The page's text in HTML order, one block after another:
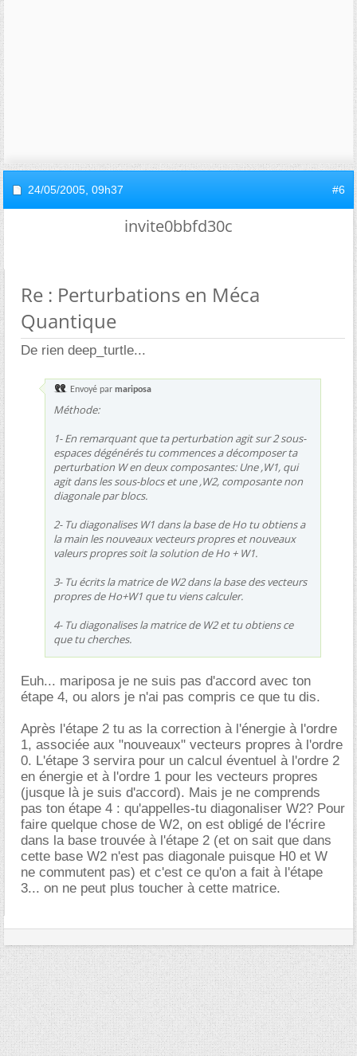
24/05/2005, 09h37 #6
invite0bbfd30c
Re : Perturbations en Méca
Quantique
De rien deep_turtle...
Envoyé par mariposa
Méthode:
1- En remarquant que ta perturbation agit sur 2 sous-
espaces dégénérés tu commences a décomposer ta
perturbation W en deux composantes: Une ,W1, qui
agit dans les sous-blocs et une ,W2, composante non
diagonale par blocs.
2- Tu diagonalises W1 dans la base de Ho tu obtiens a
la main les nouveaux vecteurs propres et nouveaux
valeurs propres soit la solution de Ho + W1.
3- Tu écrits la matrice de W2 dans la base des vecteurs
propres de Ho+W1 que tu viens calculer.
4- Tu diagonalises la matrice de W2 et tu obtiens ce
que tu cherches.
Euh... mariposa je ne suis pas d'accord avec ton
étape 4, ou alors je n'ai pas compris ce que tu dis.
Après l'étape 2 tu as la correction à l'énergie à l'ordre
1, associée aux "nouveaux" vecteurs propres à l'ordre
0. L'étape 3 servira pour un calcul éventuel à l'ordre 2
en énergie et à l'ordre 1 pour les vecteurs propres
(jusque là je suis d'accord). Mais je ne comprends
pas ton étape 4 : qu'appelles-tu diagonaliser W2? Pour
faire quelque chose de W2, on est obligé de l'écrire
dans la base trouvée à l'étape 2 (et on sait que dans
cette base W2 n'est pas diagonale puisque H0 et W
ne commutent pas) et c'est ce qu'on a fait à l'étape
3... on ne peut plus toucher à cette matrice.